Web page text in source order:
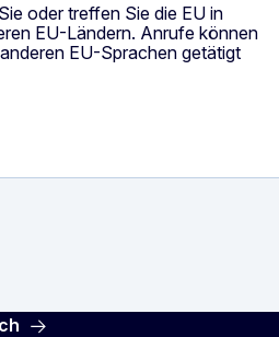
oder treffen Sie die EU in
EU-Ländern. Anrufe können
EU-Sprachen getätigt